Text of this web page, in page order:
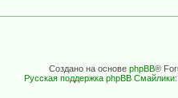
Создано на основе phpBB®
Русская поддержка phpBB Смайлики: